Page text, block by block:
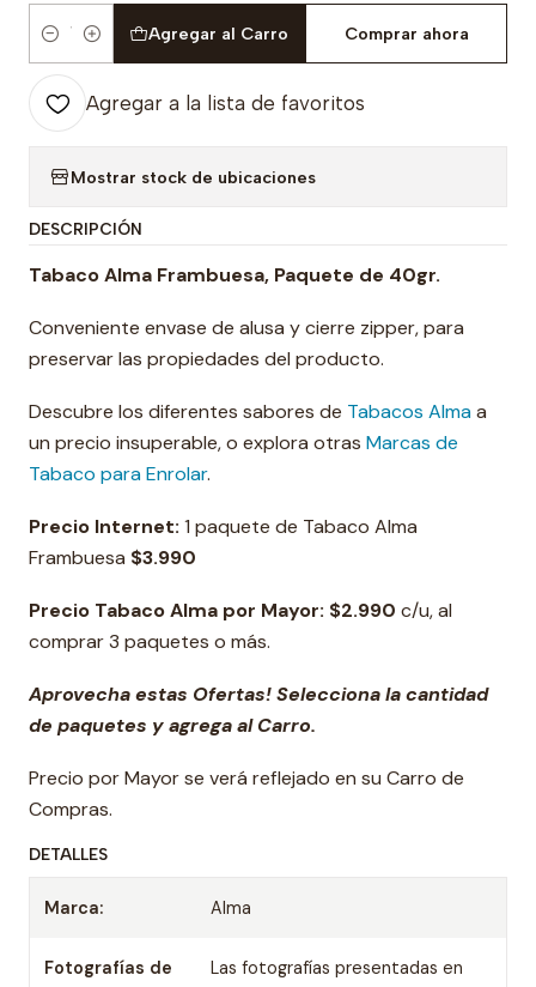
Cantidad
Agregar al Carro Comprar ahora
Agregar a la lista de favoritos
Mostrar stock de ubicaciones
DESCRIPCIÓN
Tabaco Alma Frambuesa, Paquete de 40gr.
Conveniente envase de alusa y cierre zipper, para
preservar las propiedades del producto.
Descubre los diferentes sabores de Tabacos Almaa
un precio insuperable, o explora otras Marcas de
Tabaco para Enrolar.
Precio Internet: 1 paquete de Tabaco Alma
Frambuesa $3.990
Precio Tabaco Alma por Mayor: $2.990 c/u, al
comprar 3 paquetes o más.
Aprovecha estas Ofertas! Selecciona la cantidad
de paquetes y agrega al Carro.
Precio por Mayor se verá reflejado en su Carro de
Compras.
DETALLES
Marca: Alma
Fotografías de
Las fotografías presentadas en